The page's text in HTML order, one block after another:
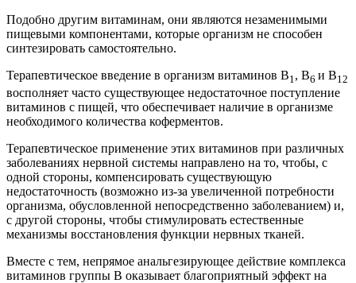
Подобно другим витаминам, они являются незаменимыми
пищевыми компонентами, которые организм не способен
синтезировать самостоятельно.
Терапевтическое введение в организм витаминов B1 , В6 и В12
восполняет часто существующее недостаточное поступление
витаминов с пищей, что обеспечивает наличие в организме
необходимого количества коферментов.
Терапевтическое применение этих витаминов при различных
заболеваниях нервной системы направлено на то, чтобы, с
одной стороны, компенсировать существующую
недостаточность (возможно из-за увеличенной потребности
организма, обусловленной непосредственно заболеванием) и,
с другой стороны, чтобы стимулировать естественные
механизмы восстановления функции нервных тканей.
Вместе с тем, непрямое анальгезирующее действие комплекса
витаминов группы В оказывает благоприятный эффект на